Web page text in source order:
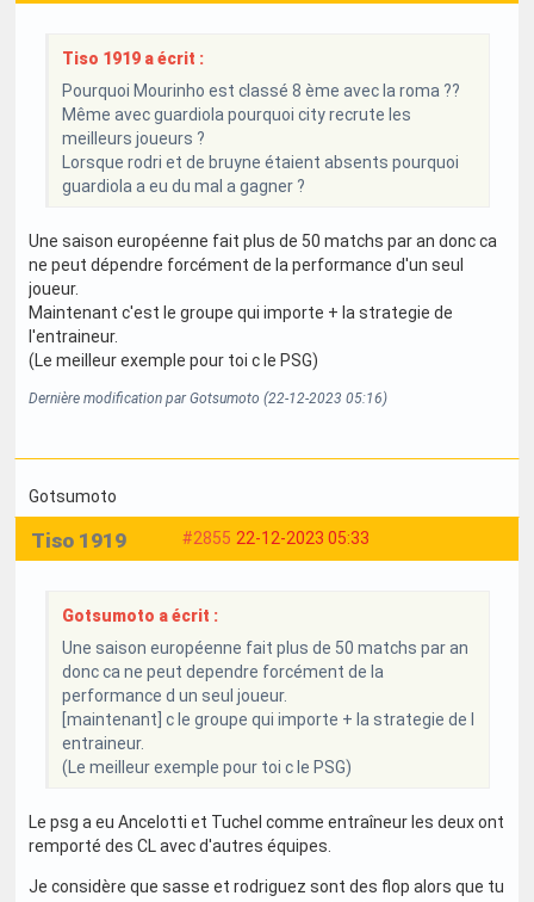
Tiso 1919 a écrit :
Pourquoi Mourinho est classé 8 ème avec la roma ??
Même avec guardiola pourquoi city recrute les
meilleurs joueurs ?
Lorsque rodri et de bruyne étaient absents pourquoi
guardiola a eu du mal a gagner ?
Une saison européenne fait plus de 50 matchs par an donc ca
ne peut dépendre forcément de la performance d'un seul
joueur.
Maintenant c'est le groupe qui importe + la strategie de
l'entraineur.
(Le meilleur exemple pour toi c le PSG)
Dernière modification par Gotsumoto (22-12-2023 05:16)
Gotsumoto
#2855 22-12-2023 05:33
Tiso 1919
Gotsumoto a écrit :
Une saison européenne fait plus de 50 matchs par an
donc ca ne peut dependre forcément de la
performance d un seul joueur.
[maintenant] c le groupe qui importe + la strategie de l
entraineur.
(Le meilleur exemple pour toi c le PSG)
Le psg a eu Ancelotti et Tuchel comme entraîneur les deux ont
remporté des CL avec d'autres équipes.
Je considère que sasse et rodriguez sont des flop alors que tu